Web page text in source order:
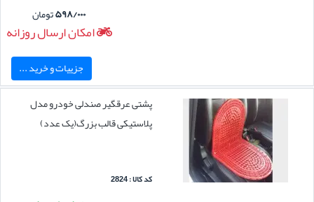
۵۹۸/۰۰۰تومان
امکان ارسال روزانه
جزییات و خرید ...
پشتی عرقگیر صندلی خودرو مدل
پلاستیکی قالب بزرگ(یک عدد)
کد کالا : 2824